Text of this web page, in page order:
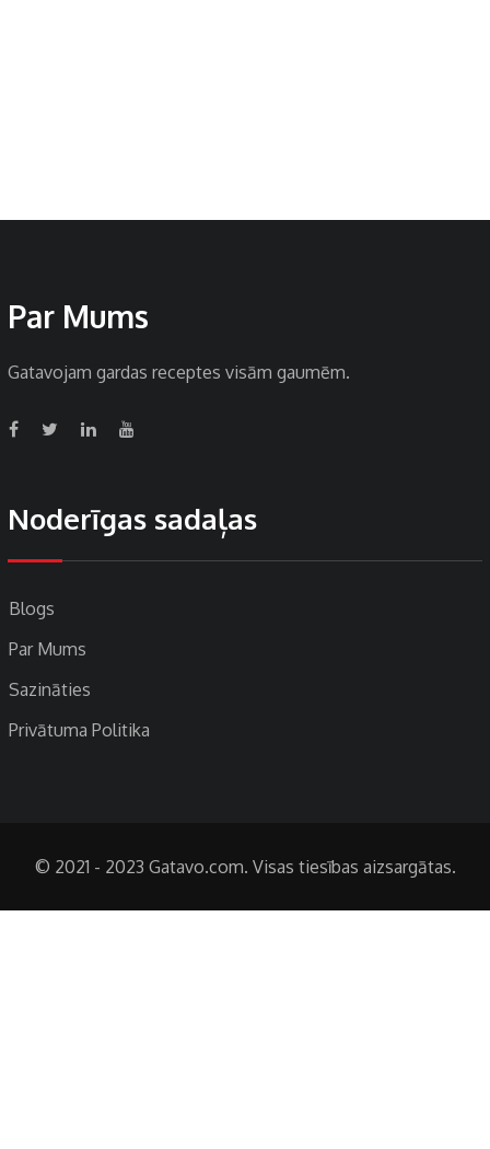
Par Mums
Gatavojam gardas receptes visām gaumēm.
Noderīgas sadaļas
Blogs
Par Mums
Sazināties
Privātuma Politika
© 2021 - 2023 Gatavo.com. Visas tiesības aizsargātas.